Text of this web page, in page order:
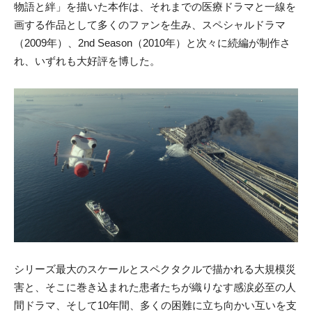
物語と絆」を描いた本作は、それまでの医療ドラマと一線を
画する作品として多くのファンを生み、スペシャルドラマ
（2009年）、2nd Season（2010年）と次々に続編が制作さ
れ、いずれも大好評を博した。
シリーズ最大のスケールとスペクタクルで描かれる大規模災
害と、そこに巻き込まれた患者たちが織りなす感涙必至の人
間ドラマ、そして10年間、多くの困難に立ち向かい互いを支